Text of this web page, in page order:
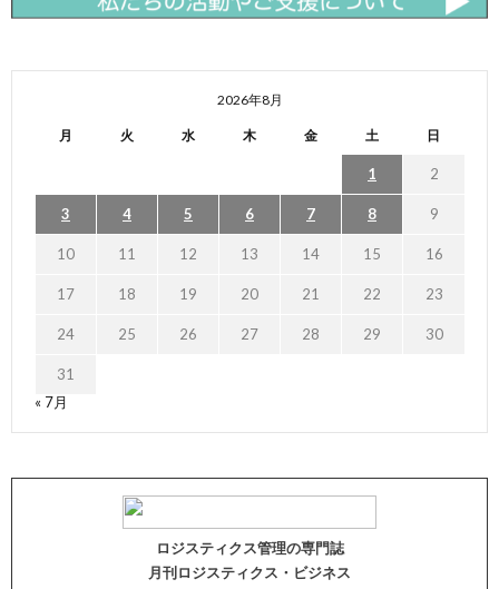
2026年8月
月 火 水 木 金 土 日
1 2
3 4 5 6 7 8 9
10 11 12 13 14 15 16
17 18 19 20 21 22 23
24 25 26 27 28 29 30
31
« 7月
ロジスティクス管理の専門誌
月刊ロジスティクス・ビジネス